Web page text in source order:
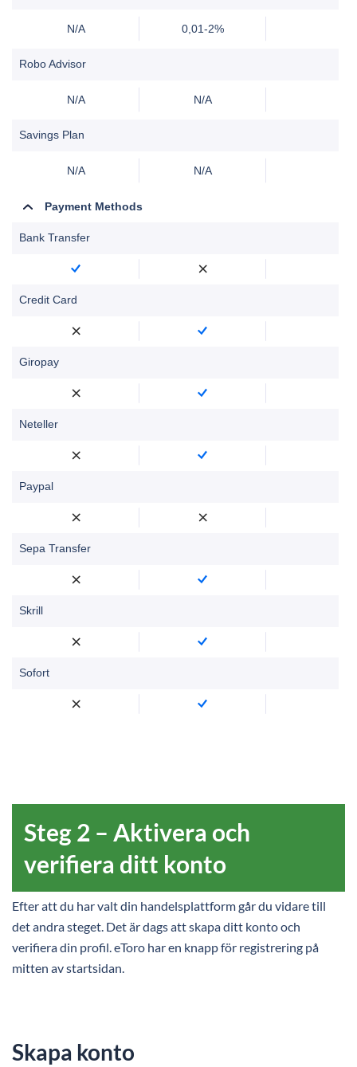
N/A 0,01-2%
Robo Advisor
N/A N/A
Savings Plan
N/A N/A
Payment Methods
Bank Transfer
Credit Card
Giropay
Neteller
Paypal
Sepa Transfer
Skrill
Sofort
Steg 2 – Aktivera och
verifiera ditt konto
Efter att du har valt din handelsplattform går du vidare till
det andra steget. Det är dags att skapa ditt konto och
verifiera din profil. eToro har en knapp för registrering på
mitten av startsidan.
Skapa konto